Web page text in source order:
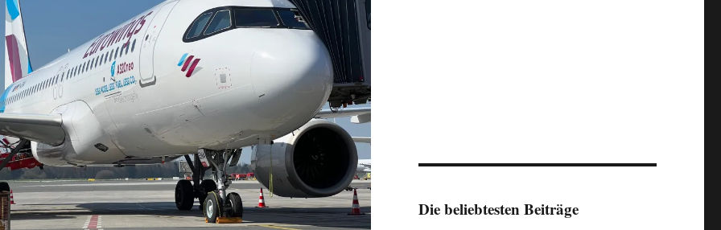
Die beliebtesten Beiträge